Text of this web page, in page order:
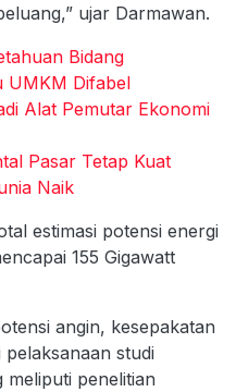
ujar Darmawan.
Bidang
UMKM Difabel
Alat Pemutar Ekonomi
Pasar Tetap Kuat
Naik
estimasi potensi energi
155 Gigawatt
angin, kesepakatan
studi
meliputi penelitian